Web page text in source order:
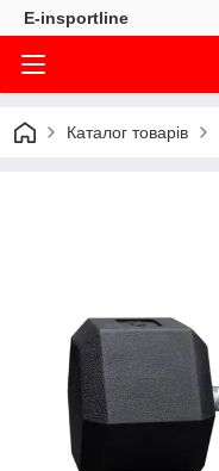
E-insportline
Каталог товарів